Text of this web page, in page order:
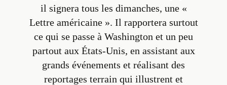
il signera tous les dimanches, une «
Lettre américaine ». Il rapportera surtout
ce qui se passe à Washington et un peu
partout aux États-Unis, en assistant aux
grands événements et réalisant des
reportages terrain qui illustrent et